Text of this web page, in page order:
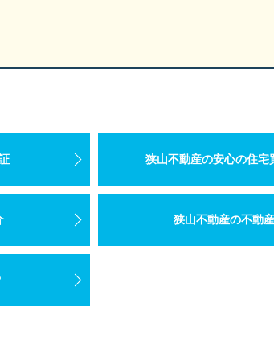
狭山不動産の安心の住宅
狭山不動産の不動